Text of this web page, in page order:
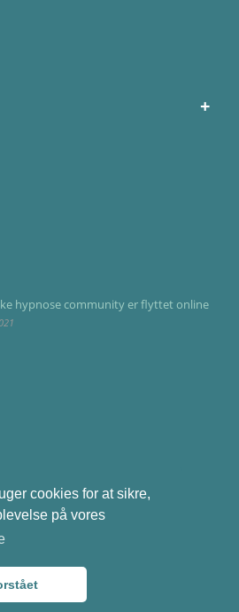
cookies for at sikre,
på vores
hypnose community er flyttet online